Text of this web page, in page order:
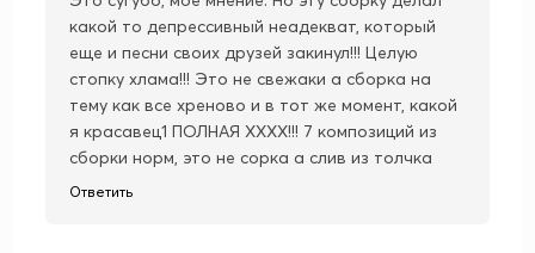
какой то депрессивный неадекват, который
еще и песни своих друзей закинул!!! Целую
стопку хлама!!! Это не свежаки а сборка на
тему как все хреново и в тот же момент, какой
я красавец1 ПОЛНАЯ ХХХХ!!! 7 композиций из
сборки норм, это не сорка а слив из толчка
Ответить